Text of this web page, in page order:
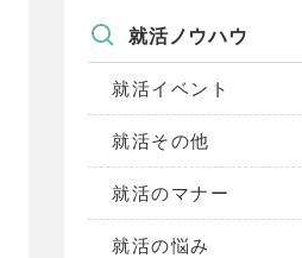
就活ノウハウ
就活イベント
就活その他
就活のマナー
就活の悩み